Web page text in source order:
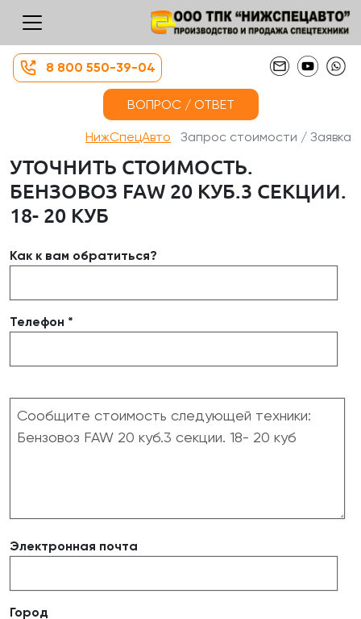
8 800 550-39-04
ВОПРОС / ОТВЕТ
НижСпецАвто Запрос стоимости / Заявка
УТОЧНИТЬ СТОИМОСТЬ.
БЕНЗОВОЗ FAW 20 КУБ.3 СЕКЦИИ.
18- 20 КУБ
Как к вам обратиться?
Телефон *
Электронная почта
Город